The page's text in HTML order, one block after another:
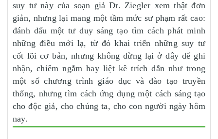
suy tư này của soạn giả Dr. Ziegler xem thật đơn
giản, nhưng lại mang một tầm mức sư phạm rất cao:
đánh dấu một tư duy sáng tạo tìm cách phát minh
những điều mới lạ, từ đó khai triển những suy tư
cốt lõi cơ bản, nhưng không dừng lại ở đây để ghi
nhận, chiêm ngắm hay liệt kê trích dẫn như trong
một số chương trình giáo dục và đào tạo truyền
thống, nhưng tìm cách ứng dụng một cách sáng tạo
cho độc giả, cho chúng ta, cho con người ngày hôm
nay.